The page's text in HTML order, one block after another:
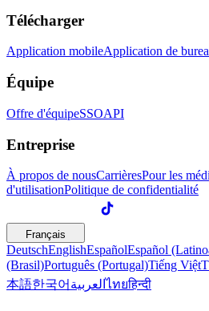
Télécharger
Application mobileApplication de
Équipe
Offre d'équipeSSOAPI
Entreprise
À propos de nousCarrièresPour les
d'utilisationPolitique de confidentialité
Français
DeutschEnglishEspañolEspañol
(Brasil)Português (Portugal)Tiếng Việt
本語한국어 العربيةไทยहिन्दी